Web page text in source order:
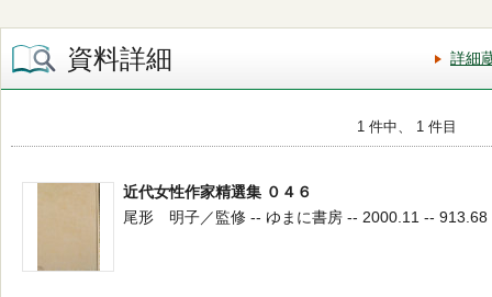
資料詳細 詳細
1 件中、 1 件目
近代女性作家精選集 ０４６
尾形 明子／監修 -- ゆまに書房 -- 2000.11 -- 913.68